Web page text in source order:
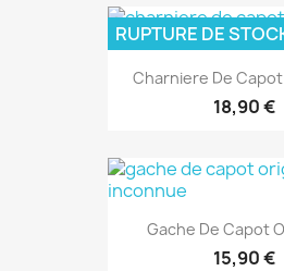
Charniere De Capot
18,90 €
RUPTURE DE
Gache De Capot
15,90 €